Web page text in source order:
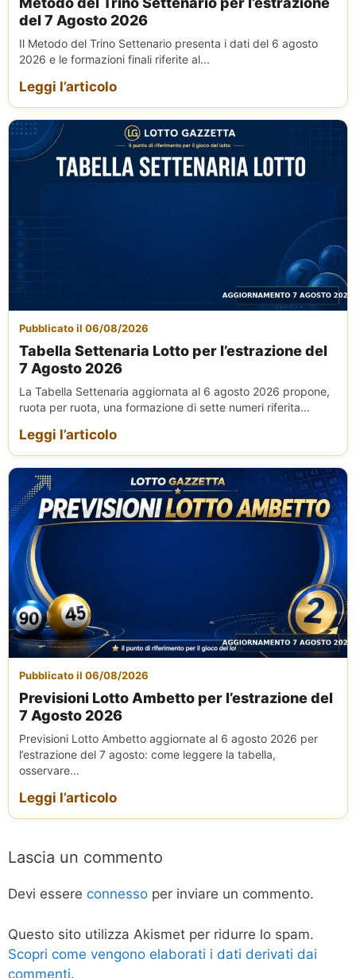
del 7 Agosto 2026
Il Metodo del Trino Settenario presenta i dati del 6 agosto
2026 e le formazioni finali riferite al...
Leggi l’articolo
Pubblicato il 06/08/2026
Tabella Settenaria Lotto per l’estrazione del
7 Agosto 2026
La Tabella Settenaria aggiornata al 6 agosto 2026 propone,
ruota per ruota, una formazione di sette numeri riferita...
Leggi l’articolo
Pubblicato il 06/08/2026
Previsioni Lotto Ambetto per l’estrazione del
7 Agosto 2026
Previsioni Lotto Ambetto aggiornate al 6 agosto 2026 per
l’estrazione del 7 agosto: come leggere la tabella,
osservare...
Leggi l’articolo
Lascia un commento
Devi essere connesso per inviare un commento.
Questo sito utilizza Akismet per ridurre lo spam.
Scopri come vengono elaborati i dati derivati dai
commenti.